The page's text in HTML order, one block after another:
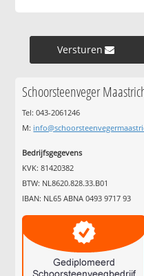
Versturen »
Schoorsteenveger
Tel: 043-2061246
M:
Bedrijfsgegevens
KVK: 81420382
BTW: NL8620.828.33.B01
IBAN: NL65 ABNA 0493 9717 93